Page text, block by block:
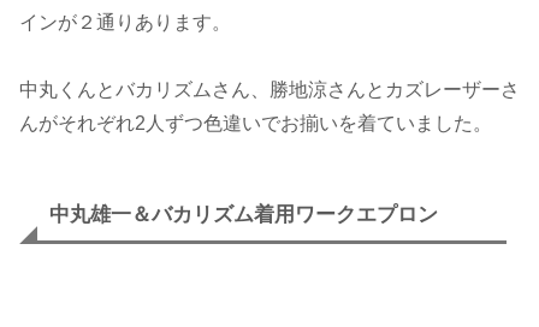
インが２通りあります。
中丸くんとバカリズムさん、勝地涼さんとカズレーザーさ
んがそれぞれ2人ずつ色違いでお揃いを着ていました。
中丸雄一＆バカリズム着用ワークエプロン